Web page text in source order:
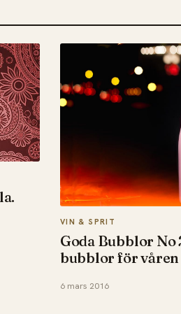
VIN & SPRIT
Goda Bubblor No
bubblor för
6 mars 2016